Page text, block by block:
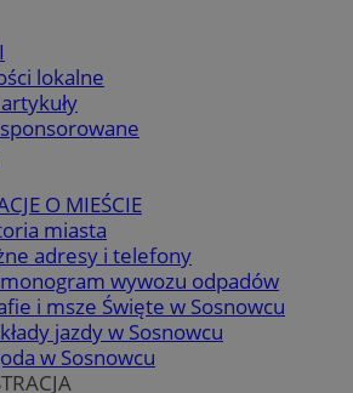
lokalne
O MIEŚCIE
miasta
adresy i telefony
wywozu odpadów
i msze Święte w Sosnowcu
jazdy w Sosnowcu
w Sosnowcu